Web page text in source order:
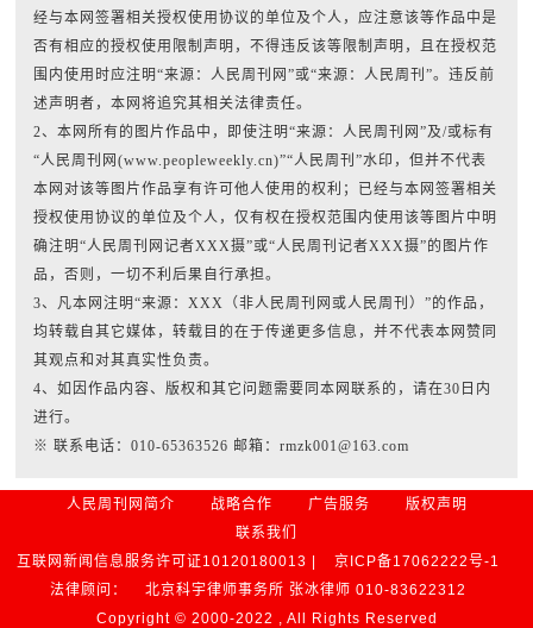
经与本网签署相关授权使用协议的单位及个人，应注意该等作品中是
否有相应的授权使用限制声明，不得违反该等限制声明，且在授权范
围内使用时应注明“来源：人民周刊网”或“来源：人民周刊”。违反前
述声明者，本网将追究其相关法律责任。
2、本网所有的图片作品中，即使注明“来源：人民周刊网”及/或标有
“人民周刊网(www.peopleweekly.cn)”“人民周刊”水印，但并不代表
本网对该等图片作品享有许可他人使用的权利；已经与本网签署相关
授权使用协议的单位及个人，仅有权在授权范围内使用该等图片中明
确注明“人民周刊网记者XXX摄”或“人民周刊记者XXX摄”的图片作
品，否则，一切不利后果自行承担。
3、凡本网注明“来源：XXX（非人民周刊网或人民周刊）”的作品，
均转载自其它媒体，转载目的在于传递更多信息，并不代表本网赞同
其观点和对其真实性负责。
4、如因作品内容、版权和其它问题需要同本网联系的，请在30日内
进行。
※ 联系电话：010-65363526 邮箱：rmzk001@163.com
人民周刊网简介 战略合作 广告服务
版权声明
联系我们
互联网新闻信息服务许可证10120180013 |
京ICP备17062222号-1
法律顾问：
北京科宇律师事务所 张冰律师 010-83622312
Copyright © 2000-2022 , All Rights Reserved